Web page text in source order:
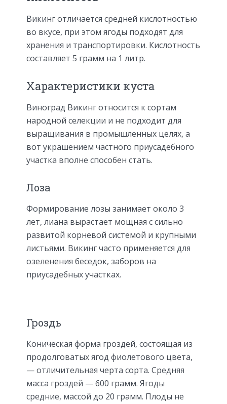
Викинг отличается средней кислотностью
во вкусе, при этом ягоды подходят для
хранения и транспортировки. Кислотность
составляет 5 грамм на 1 литр.
Характеристики куста
Виноград Викинг относится к сортам
народной селекции и не подходит для
выращивания в промышленных целях, а
вот украшением частного приусадебного
участка вполне способен стать.
Лоза
Формирование лозы занимает около 3
лет, лиана вырастает мощная с сильно
развитой корневой системой и крупными
листьями. Викинг часто применяется для
озеленения беседок, заборов на
приусадебных участках.
Гроздь
Коническая форма гроздей, состоящая из
продолговатых ягод фиолетового цвета,
— отличительная черта сорта. Средняя
масса гроздей — 600 грамм. Ягоды
средние, массой до 20 грамм. Плоды не